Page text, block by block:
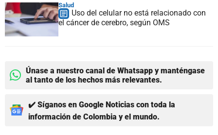
Salud
Uso del celular no está relacionado con
el cáncer de cerebro, según OMS
Únase a nuestro canal de Whatsapp y manténgase
al tanto de los hechos más relevantes.
✔️ Síganos en Google Noticias con toda la
información de Colombia y el mundo.